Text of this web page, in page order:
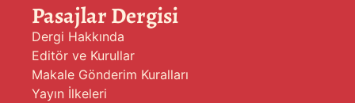
Pasajlar Dergisi
Dergi Hakkında
Editör ve Kurullar
Makale Gönderim Kuralları
Yayın İlkeleri